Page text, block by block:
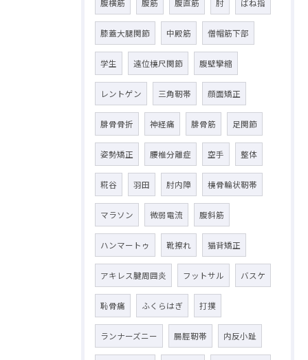
腹横筋 腹筋 腹直筋 肘 ばね指
膝蓋大腿関節 中殿筋 僧帽筋下部
学生 遠位橈尺関節 腹壁攣縮
レントゲン 三角靭帯 顔面矯正
腓骨骨折 神経痛 腓骨筋 足関節
姿勢矯正 腰椎分離症 空手 整体
糀谷 羽田 肘内障 橈骨輪状靭帯
マラソン 微弱電流 腹斜筋
ハンマートゥ 靴擦れ 猫背矯正
アキレス腱周囲炎 フットサル バスケ
恥骨痛 ふくらはぎ 打撲
ランナーズニー 腸脛靭帯 内反小趾